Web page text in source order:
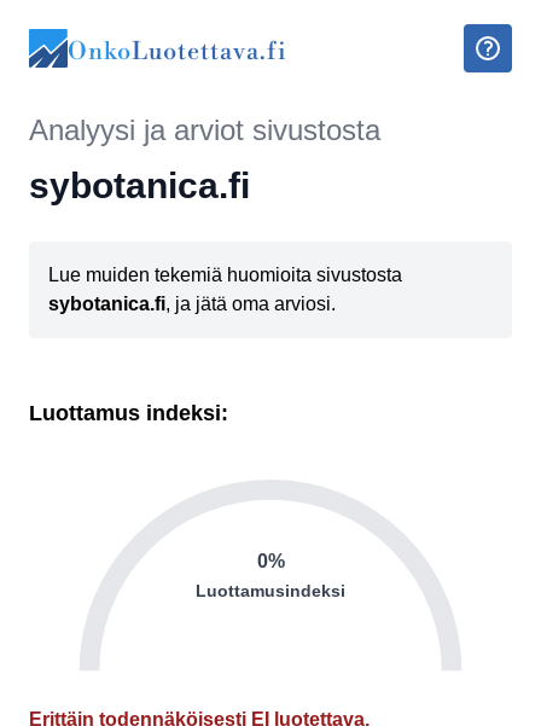
OnkoLuotettava.fi
Analyysi ja arviot sivustosta
sybotanica.fi
Lue muiden tekemiä huomioita sivustosta
sybotanica.fi, ja jätä oma arviosi.
Luottamus indeksi:
0%
Luottamusindeksi
Erittäin todennäköisesti EI luotettava.